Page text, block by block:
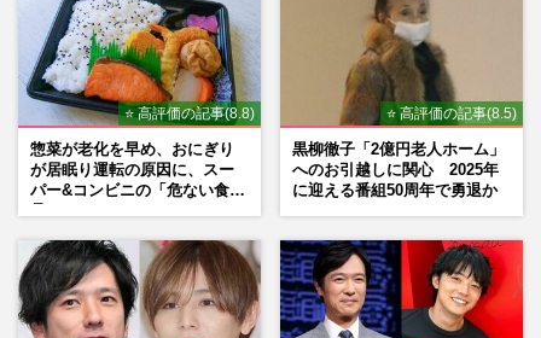
⭐ 高評価の記事(8.8)
惣菜が老化を早め、おにぎり
が居眠り運転の原因に、スー
パー&コンビニの「危ない食
⭐ 高評価の記事(8.5)
黒柳徹子「2億円老人ホーム」
へのお引越しに関心 2025年
に迎える番組50周年で勇退か